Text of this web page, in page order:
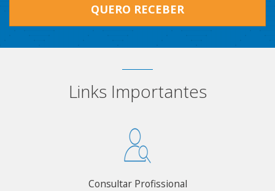
QUERO RECEBER
Links Importantes
Consultar Profissional